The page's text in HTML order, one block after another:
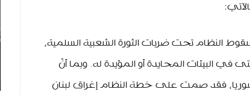
النظام تحت ضربات الثورة الشعبية السلمية،
في البيئات المحايدة أو المؤيدة له. وبما أنّ
فقد صمت على خطة النظام إغراق لبنان